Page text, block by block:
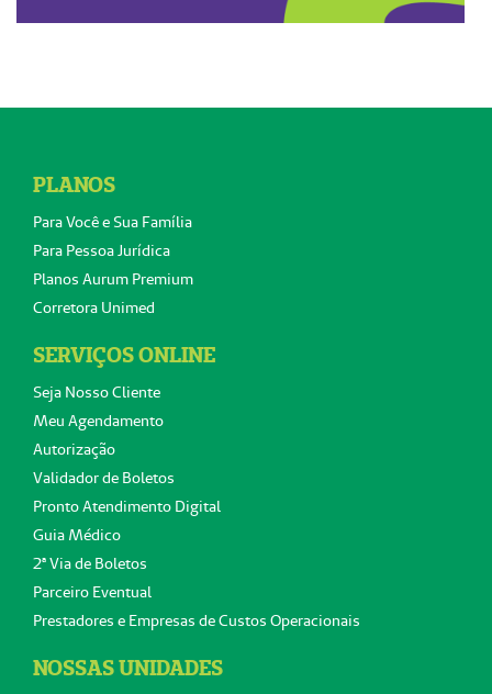
PLANOS
Para Você e Sua Família
Para Pessoa Jurídica
Planos Aurum Premium
Corretora Unimed
SERVIÇOS ONLINE
Seja Nosso Cliente
Meu Agendamento
Autorização
Validador de Boletos
Pronto Atendimento Digital
Guia Médico
2ª Via de Boletos
Parceiro Eventual
Prestadores e Empresas de Custos Operacionais
NOSSAS UNIDADES